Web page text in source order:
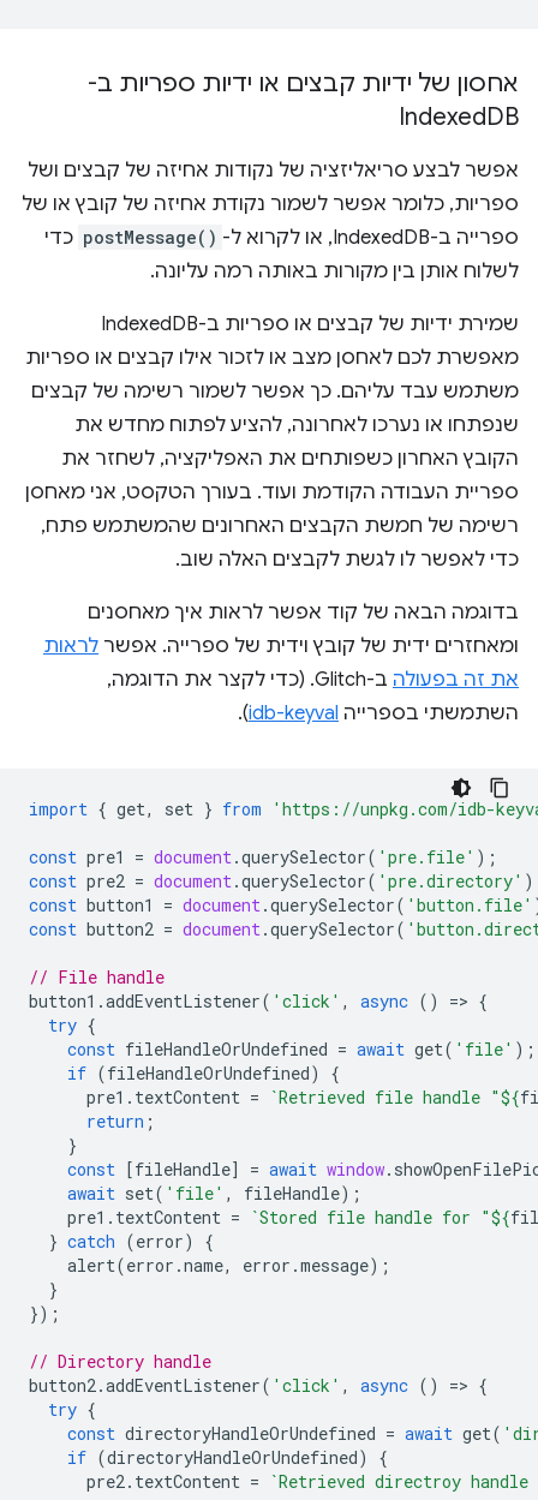
אחסון של ידיות קבצים או ידיות ספריות ב-
IndexedDB
אפשר לבצע סריאליזציה של נקודות אחיזה של קבצים ושל
ספריות, כלומר אפשר לשמור נקודת אחיזה של קובץ או של
ספרייה ב-IndexedDB, או לקרוא ל-
postMessage() כדי
לשלוח אותן בין מקורות באותה רמה עליונה.
שמירת ידיות של קבצים או ספריות ב-IndexedDB
מאפשרת לכם לאחסן מצב או לזכור אילו קבצים או ספריות
משתמש עבד עליהם. כך אפשר לשמור רשימה של קבצים
שנפתחו או נערכו לאחרונה, להציע לפתוח מחדש את
הקובץ האחרון כשפותחים את האפליקציה, לשחזר את
ספריית העבודה הקודמת ועוד. בעורך הטקסט, אני מאחסן
רשימה של חמשת הקבצים האחרונים שהמשתמש פתח,
כדי לאפשר לו לגשת לקבצים האלה שוב.
בדוגמה הבאה של קוד אפשר לראות איך מאחסנים
ומאחזרים ידית של קובץ וידית של ספרייה. אפשר לראות
את זה בפעולה
ב-Glitch. (כדי לקצר את הדוגמה,
השתמשתי בספרייה idb-keyval
).
import { get, set } from 'https://unpkg.com/idb-
const pre1 = document.querySelector( 'pre.file' );
const pre2 = document.querySelector( 'pre.directory'
const button1 = document.querySelector( 'button.file'
const button2 = document.querySelector(
// File handle
button1 .addEventListener( 'click' , async () => {
try {
const fileHandleOrUndefined = await get( 'file' );
if (fileHandleOrUndefined)
{
pre1 . textContent = `Retrieved file handle "${
return ;
}
const [fileHandle] = await window.
await set( 'file' , fileHandle);
pre1 . textContent = `Stored file handle for "${
} catch (error)
{
alert(error .name, error .message);
}
});
// Directory handle
button2.addEventListener( 'click' , async () => {
try {
const directoryHandleOrUndefined = await get(
if (directoryHandleOrUndefined)
{
pre2. textContent =
`Retrieved directroy